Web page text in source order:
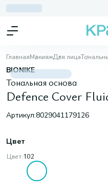
ГлавнаяМакияжДля лица
BIONIKE
Тональная основа
Defence Cover
Артикул:8029041179126
Цвет
Цвет:102